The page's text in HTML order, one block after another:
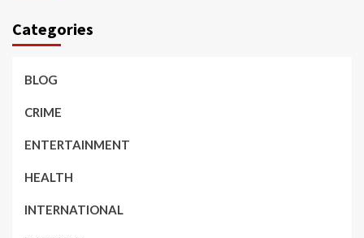
Categories
BLOG
CRIME
ENTERTAINMENT
HEALTH
INTERNATIONAL